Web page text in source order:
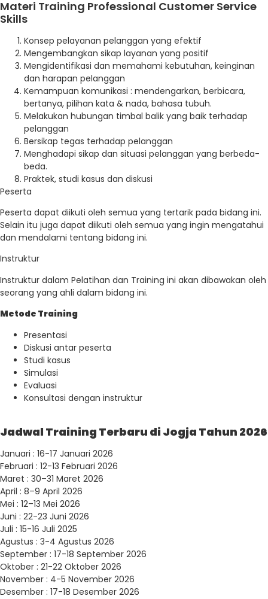
Materi Training Professional Customer Service
Skills
Konsep pelayanan pelanggan yang efektif
Mengembangkan sikap layanan yang positif
Mengidentifikasi dan memahami kebutuhan, keinginan
dan harapan pelanggan
Kemampuan komunikasi : mendengarkan, berbicara,
bertanya, pilihan kata & nada, bahasa tubuh.
Melakukan hubungan timbal balik yang baik terhadap
pelanggan
Bersikap tegas terhadap pelanggan
Menghadapi sikap dan situasi pelanggan yang berbeda-
beda.
Praktek, studi kasus dan diskusi
Peserta
Peserta dapat diikuti oleh semua yang tertarik pada bidang ini.
Selain itu juga dapat diikuti oleh semua yang ingin mengatahui
dan mendalami tentang bidang ini.
Instruktur
Instruktur dalam Pelatihan dan Training ini akan dibawakan oleh
seorang yang ahli dalam bidang ini.
Metode Training
Presentasi
Diskusi antar peserta
Studi kasus
Simulasi
Evaluasi
Konsultasi dengan instruktur
Jadwal Training Terbaru di Jogja Tahun 2026
Januari : 16-17 Januari 2026
Februari : 12-13 Februari 2026
Maret : 30–31 Maret 2026
April : 8–9 April 2026
Mei : 12–13 Mei 2026
Juni : 22-23 Juni 2026
Juli : 15-16 Juli 2025
Agustus : 3-4 Agustus 2026
September : 17-18 September 2026
Oktober : 21-22 Oktober 2026
November : 4-5 November 2026
Desember : 17-18 Desember 2026